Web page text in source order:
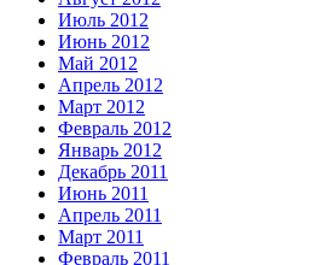
Июль 2012
Июнь 2012
Май 2012
Апрель 2012
Март 2012
Февраль 2012
Январь 2012
Декабрь 2011
Июнь 2011
Апрель 2011
Март 2011
Февраль 2011